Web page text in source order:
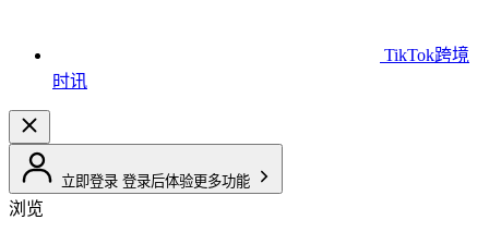
TikTok跨境
时讯
立即登录 登录后体验更多功能
浏览